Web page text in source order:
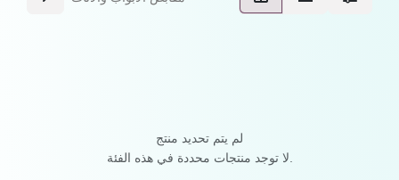
لم يتم تحديد منتج